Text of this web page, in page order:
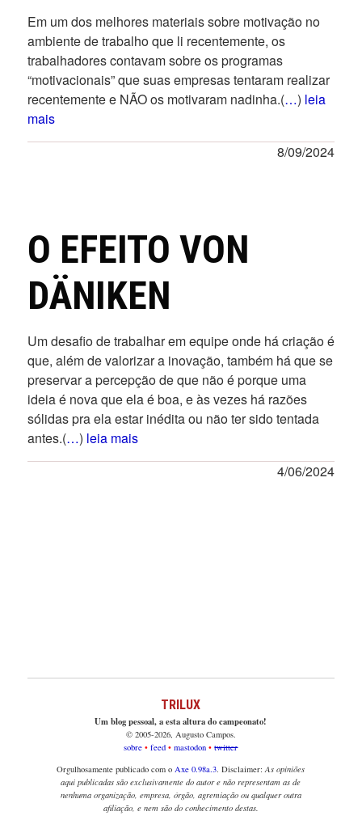
Em um dos melhores materiais sobre motivação no
ambiente de trabalho que li recentemente, os
trabalhadores contavam sobre os programas
“motivacionais” que suas empresas tentaram realizar
recentemente e NÃO os motivaram nadinha.(…) leia
mais
8/09/2024
O EFEITO VON
DÄNIKEN
Um desafio de trabalhar em equipe onde há criação é
que, além de valorizar a inovação, também há que se
preservar a percepção de que não é porque uma
ideia é nova que ela é boa, e às vezes há razões
sólidas pra ela estar inédita ou não ter sido tentada
antes.(…) leia mais
4/06/2024
TRILUX
Um blog pessoal, a esta altura do campeonato!
© 2005-2026, Augusto Campos.
sobre
feed mastodon
twitter
Orgulhosamente publicado com o Axe 0.98a.3 . Disclaimer:As opiniões
aqui publicadas são exclusivamente do autor e não representam as de
nenhuma organização, empresa, órgão, agremiação ou qualquer outra
afiliação, e nem são do conhecimento destas.